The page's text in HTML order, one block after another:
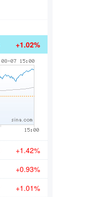
+1.02%
+1.42%
+0.93%
+1.01%